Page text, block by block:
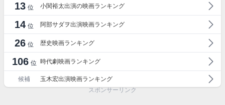
13 位 小関裕太出演の映画ランキング
14 位 阿部サダヲ出演映画ランキング
26 位 歴史映画ランキング
106 位 時代劇映画ランキング
候補
玉木宏出演映画ランキング
スポンサーリンク